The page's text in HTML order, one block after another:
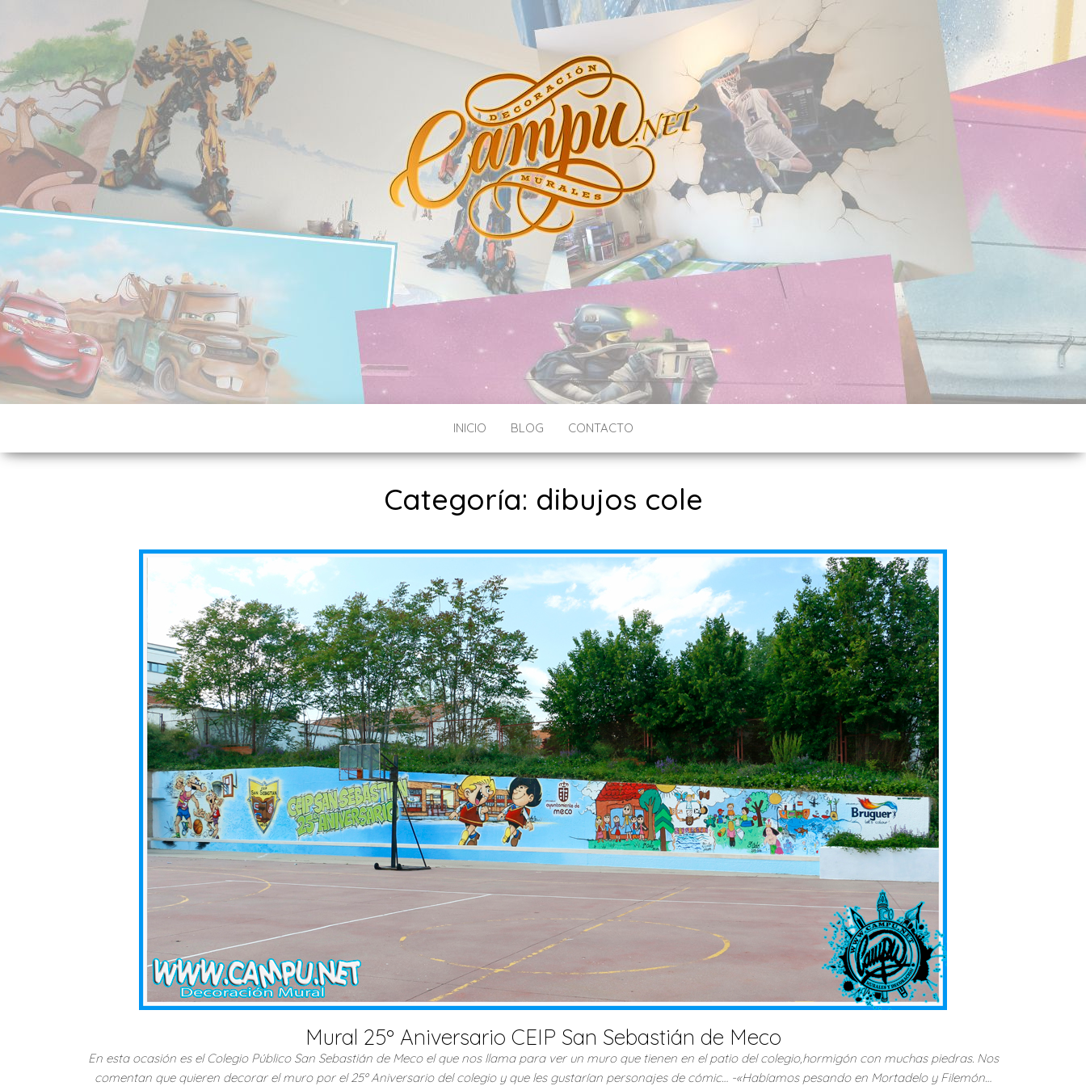
EL BLOG DE CAMPU
Murales decorativos pintados únicos y personalizados. Graffity, Aerografia, acrílicos , campu
INICIO BLOG CONTACTO
Categoría: dibujos cole
Mural 25º Aniversario CEIP San Sebastián de Meco
En esta ocasión es el Colegio Público San Sebastián de Meco el que nos llama para ver un muro que tienen en el patio del colegio,hormigón con muchas piedras. Nos
comentan que quieren decorar el muro por el 25º Aniversario del colegio y que les gustarían personajes de cómic… -«Habíamos pesando en Mortadelo y Filemón…